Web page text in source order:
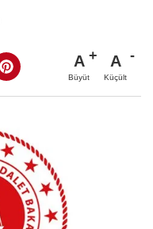
A
Büyüt
A
Küçült